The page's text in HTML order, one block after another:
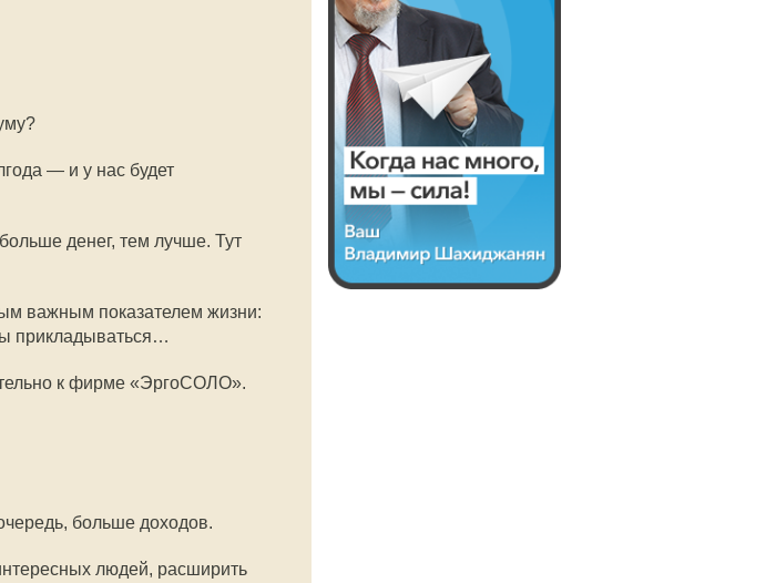
— и у нас будет
денег, тем лучше. Тут
важным показателем жизни:
прикладываться…
к фирме «ЭргоСОЛО».
больше доходов.
людей, расширить